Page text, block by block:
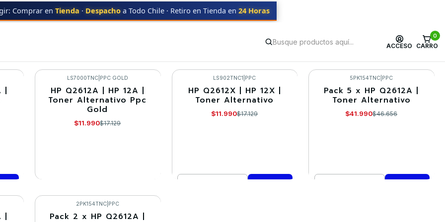
ACCESO
0
CARRO
Comprar en Tienda · Despacho a Todo Chile · Retiro en Tienda en 24 Horas
3020mfp
| -30%
LS7000TNC| PPC GOLD
HP Q2612A | HP 12A |
Toner Alternativo Ppc
Gold
$11.990$17.129
VER DETALLES
-30%
LS902TNC1 PPC
HP Q2612X | HP 12X |
Toner Alternativo
$11.990$17.129
-10%
5PK154TNC PPC
Pack 5 x HP Q2612A |
Toner Alternativo
$41.990$46.656
| -10%
2PK154TNC| PPC
Pack 2 x HP Q2612A |